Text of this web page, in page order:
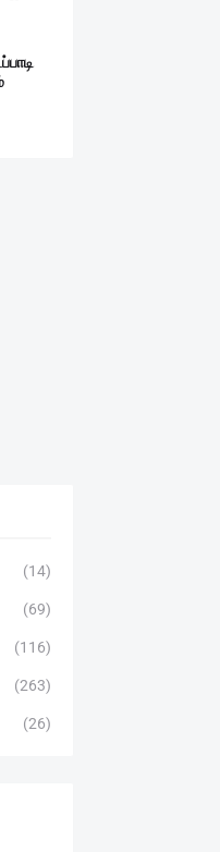
(14)
(69)
(116)
(263)
(26)